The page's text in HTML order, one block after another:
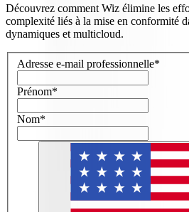
Découvrez comment Wiz élimine les
complexité liés à la mise en conformité
dynamiques et multicloud.
Adresse e-mail professionnelle*
Prénom*
Nom*